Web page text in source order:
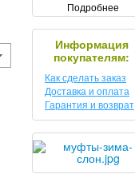
Подробнее
Информация
покупателям:
Как сделать заказ
Доставка и оплата
Гарантия и возврат